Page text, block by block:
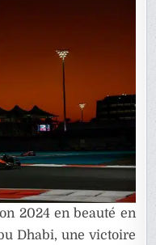
2024 en beauté en
Dhabi, une victoire